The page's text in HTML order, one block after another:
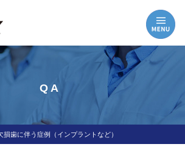
Q A
損歯に伴う症例（インプラントなど）